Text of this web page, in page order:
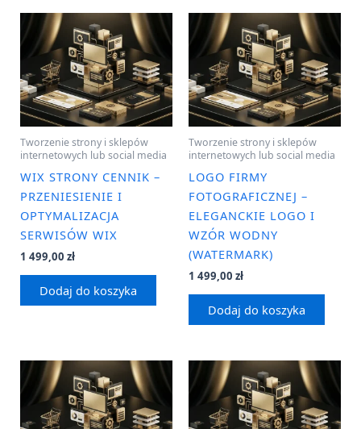
Tworzenie strony i sklepów
internetowych lub social media
WIX STRONY CENNIK –
PRZENIESIENIE I
OPTYMALIZACJA
SERWISÓW WIX
1 499,00 zł
Dodaj do koszyka
Tworzenie strony i sklepów
internetowych lub social media
LOGO FIRMY
FOTOGRAFICZNEJ –
ELEGANCKIE LOGO I
WZÓR WODNY
(WATERMARK)
1 499,00 zł
Dodaj do koszyka